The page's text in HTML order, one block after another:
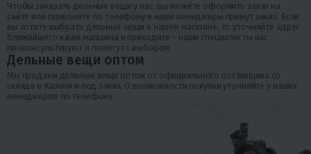
Чтобы заказать дельные вещи у нас, вы можете оформить заказ на
сайте или позвоните по телефону и наши менеджеры примут заказ. Если
вы хотите выбрать дельные вещи в нашем магазине, то уточняйте адрес
ближайшего к вам магазина и приходите - наши специалисты вас
проконсультируют и помогут с выбором.
Дельные вещи оптом
Мы продаем дельные вещи оптом от официального поставщика со
склада в Казани и под заказ. О возможности покупки уточняйте у наших
менеджеров по телефону.